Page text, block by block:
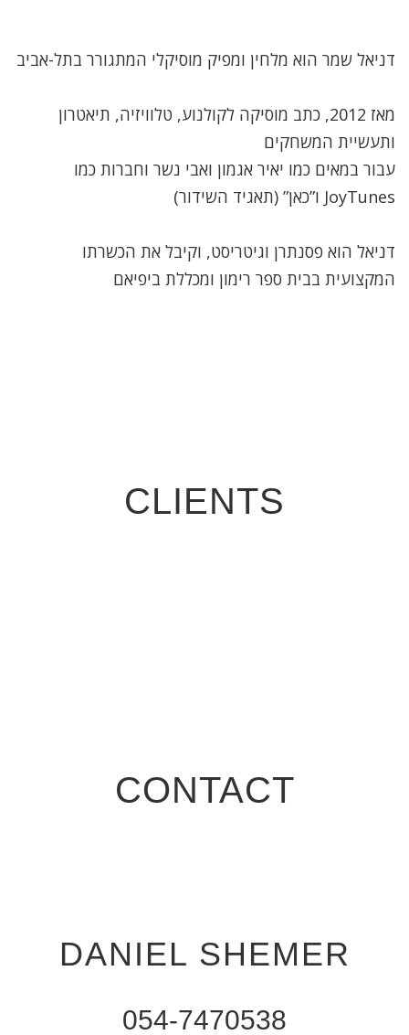
דניאל שמר הוא מלחין ומפיק מוסיקלי המתגורר בתל-אביב
מאז 2012, כתב מוסיקה לקולנוע, טלוויזיה, תיאטרון
ותעשיית המשחקים
עבור במאים כמו יאיר אגמון ואבי נשר וחברות כמו
JoyTunes ו”כאן” (תאגיד השידור)
דניאל הוא פסנתרן וגיטריסט, וקיבל את הכשרתו
המקצועית בבית ספר רימון ומכללת ביפיאם
CLIENTS
CONTACT
DANIEL SHEMER
054-7470538